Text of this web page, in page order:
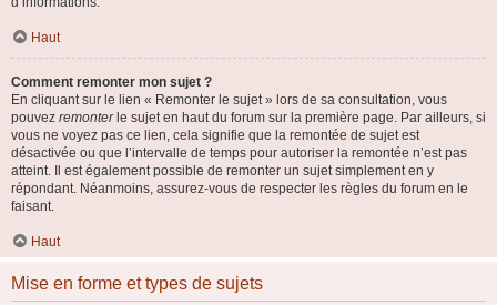
Haut
Comment remonter mon sujet ?
En cliquant sur le lien « Remonter le sujet » lors de sa consultation, vous
pouvez remonterle sujet en haut du forum sur la première page. Par ailleurs, si
vous ne voyez pas ce lien, cela signifie que la remontée de sujet est
désactivée ou que l’intervalle de temps pour autoriser la remontée n’est pas
atteint. Il est également possible de remonter un sujet simplement en y
répondant. Néanmoins, assurez-vous de respecter les règles du forum en le
faisant.
Haut
Mise en forme et types de sujets